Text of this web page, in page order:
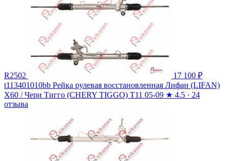
R2502
17 100 ₽
t113401010bb Рейка рулевая восстановленная Лифан (LIFAN)
X60 / Чери Тигго (CHERY TIGGO) T11 05-09 ★ 4.5 · 24
отзыва